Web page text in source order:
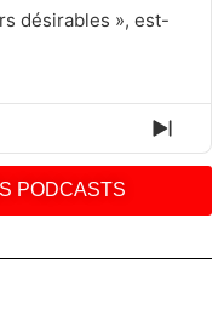
désirables », est-
NEXT
PODCASTS